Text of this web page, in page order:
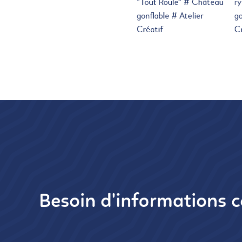
"Tout Roule" # Château
gonflable # Atelier
Créatif
Besoin d'informations